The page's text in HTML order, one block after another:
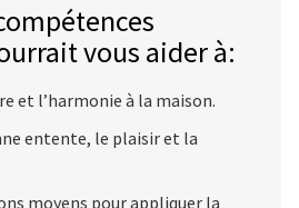
vous aider à:
et l’harmonie à la maison.
entente, le plaisir et la
moyens pour appliquer la